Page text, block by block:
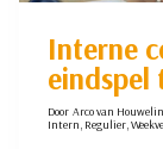
Interne
eindspel
Door Arco van
Intern, Regulier,